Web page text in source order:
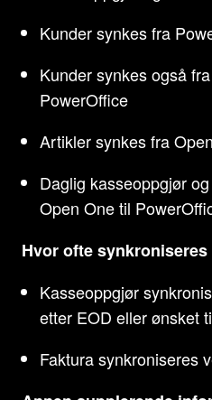
Kunder synkes fra
Kunder synkes også
PowerOffice
Artikler synkes fra
Daglig kasseoppgjør
Open One til
Hvor ofte
Kasseoppgjør
etter EOD eller ønsket
Faktura synkroniseres